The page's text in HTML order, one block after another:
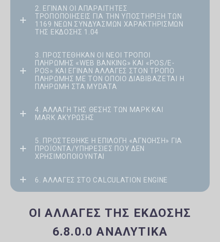
2. ΈΓΙΝΑΝ ΟΙ ΑΠΑΡΑΊΤΗΤΕΣ
ΤΡΟΠΟΠΟΙΉΣΕΙΣ ΓΙΑ ΤΗΝ ΥΠΟΣΤΉΡΙΞΗ ΤΩΝ
1169 ΝΈΩΝ ΣΥΝΔΥΑΣΜΏΝ ΧΑΡΑΚΤΗΡΙΣΜΏΝ
ΤΗΣ ΈΚΔΟΣΗΣ 1.04
3. ΠΡΟΣΤΈΘΗΚΑΝ ΟΙ ΝΈΟΙ ΤΡΌΠΟΙ
ΠΛΗΡΩΜΉΣ «WEB BANKING» ΚΑΙ «POS/E-
POS» ΚΑΙ ΈΓΙΝΑΝ ΑΛΛΑΓΈΣ ΣΤΟΝ ΤΡΌΠΟ
ΠΛΗΡΩΜΉΣ ΜΕ ΤΟΝ ΟΠΟΊΟ ΔΙΑΒΙΒΆΖΕΤΑΙ Η
ΠΛΗΡΩΜΉ ΣΤΑ MYDATA
4. ΑΛΛΑΓΉ ΤΗΣ ΘΈΣΗΣ ΤΩΝ ΜΑΡΚ ΚΑΙ
MARK ΑΚΥΡΩΣΗΣ
5. ΠΡΟΣΤΈΘΗΚΕ Η ΕΠΙΛΟΓΉ «ΑΓΝΌΗΣΗ» ΓΙΑ
ΠΡΟΪΌΝΤΑ/ΥΠΗΡΕΣΊΕΣ ΠΟΥ ΔΕΝ
ΧΡΗΣΙΜΟΠΟΙΟΎΝΤΑΙ
6. ΑΛΛΑΓΈΣ ΣΤΟ CALCULATION ENGINE
ΟΙ ΑΛΛΑΓΈΣ ΤΗΣ ΈΚΔΟΣΗΣ
6.8.0.0 ΑΝΑΛΥΤΙΚΆ